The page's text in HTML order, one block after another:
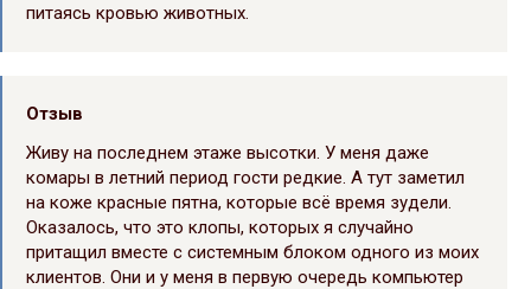
питаясь кровью животных.
Отзыв
Живу на последнем этаже высотки. У меня даже
комары в летний период гости редкие. А тут заметил
на коже красные пятна, которые всё время зудели.
Оказалось, что это клопы, которых я случайно
притащил вместе с системным блоком одного из моих
клиентов. Они и у меня в первую очередь компьютер